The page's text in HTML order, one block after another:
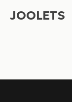
JOOLETS